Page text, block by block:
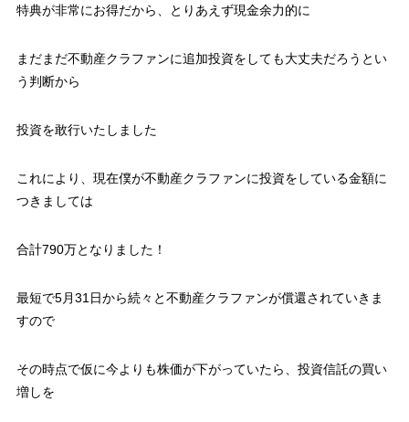
特典が非常にお得だから、とりあえず現金余力的に
まだまだ不動産クラファンに追加投資をしても大丈夫だろうとい
う判断から
投資を敢行いたしました
これにより、現在僕が不動産クラファンに投資をしている金額に
つきましては
合計790万となりました！
最短で5月31日から続々と不動産クラファンが償還されていきま
すので
その時点で仮に今よりも株価が下がっていたら、投資信託の買い
増しを